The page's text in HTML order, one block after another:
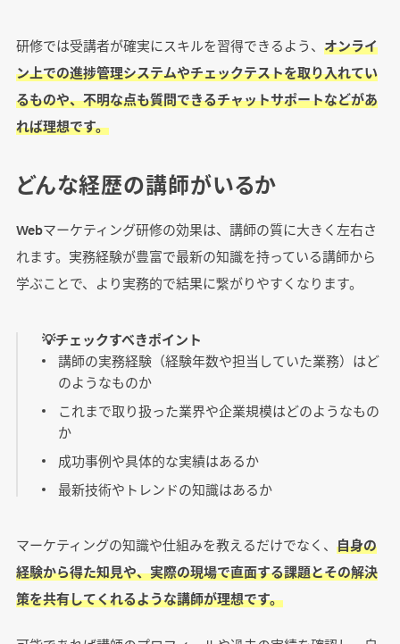
研修では受講者が確実にスキルを習得できるよう、 オンライ
ン上での進捗管理システムやチェックテストを取り入れてい
るものや、不明な点も質問できるチャットサポートなどがあ
れば理想です。
どんな経歴の講師がいるか
Webマーケティング研修の効果は、講師の質に大きく左右さ
れます。実務経験が豊富で最新の知識を持っている講師から
学ぶことで、より実務的で結果に繋がりやすくなります。
💡チェックすべきポイント
講師の実務経験（経験年数や担当していた業務）はど
のようなものか
これまで取り扱った業界や企業規模はどのようなもの
か
成功事例や具体的な実績はあるか
最新技術やトレンドの知識はあるか
マーケティングの知識や仕組みを教えるだけでなく、 自身の
経験から得た知見や、実際の現場で直面する課題とその解決
策を共有してくれるような講師が理想です。